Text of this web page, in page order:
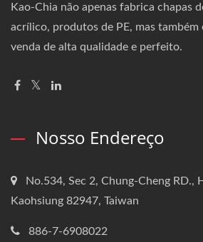
Kao-Chia não apenas fabrica chapas
acrílico, produtos de PE, mas também
venda de alta qualidade e perfeito.
Nosso Endereço
No.534, Sec 2, Chung-Cheng RD.,
Kaohsiung 82947, Taiwan
886-7-6908022